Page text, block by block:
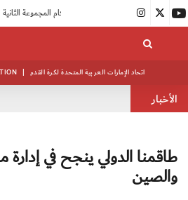
انطلاق منافسات بطولة النخبة لحرس الرئاسة | بدء فعاليات معسكر حكام المجموعة الثانية
| اتحاد الإمارات العربية المتحدة لكرة القدم
الأخبار
طاقمنا الدولي ينجح في إدارة
والصين